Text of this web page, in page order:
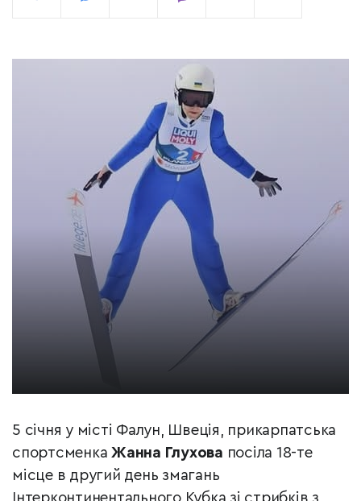
5 січня у місті Фалун, Швеція, прикарпатська
спортсменка Жанна Глухова посіла 18-те
місце в другий день змагань